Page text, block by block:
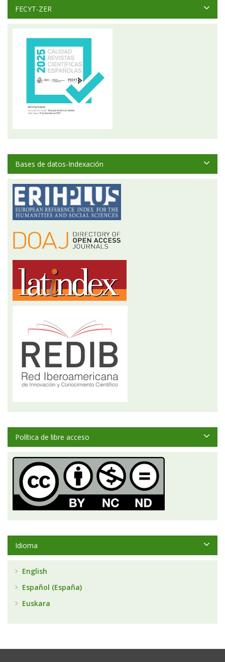
FECYT-ZER
Bases de datos-Indexación
Política de libre acceso
Idioma
English
Español (España)
Euskara